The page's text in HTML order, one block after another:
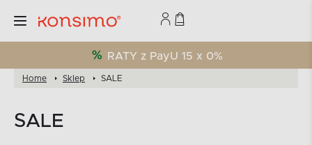
RATY z PayU 15 x 0%
Home Sklep SALE
SALE